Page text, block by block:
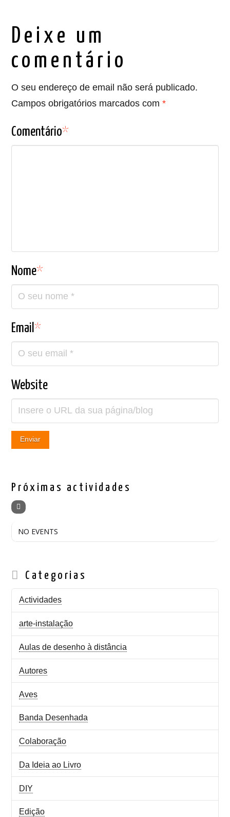
Deixe um
comentário
O seu endereço de email não será publicado.
Campos obrigatórios marcados com*
Comentário*
Nome*
Email*
Website
Próximas actividades
NO EVENTS
Categorias
Actividades
arte-instalação
Aulas de desenho à distância
Autores
Aves
Banda Desenhada
Colaboração
Da Ideia ao Livro
DIY
Edição